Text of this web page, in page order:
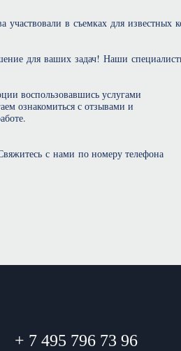
участвовали в съемках для известных
для ваших задач! Наши
воспользовавшись услугами
ознакомиться с отзывами и
с нами по номеру телефона
+ 7 495 796 73 96